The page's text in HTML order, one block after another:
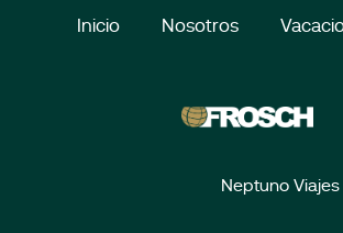
Inicio Nosotros
Neptuno Viajes